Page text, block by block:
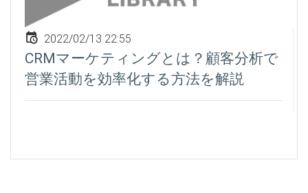
2022/02/13 22:55
CRMマーケティングとは？顧客分析で
営業活動を効率化する方法を解説